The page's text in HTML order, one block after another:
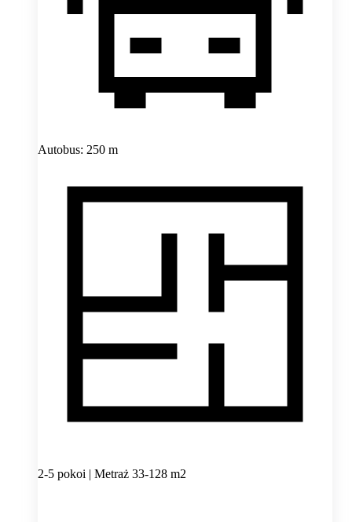
Autobus: 250 m
2-5 pokoi | Metraż 33-128 m2